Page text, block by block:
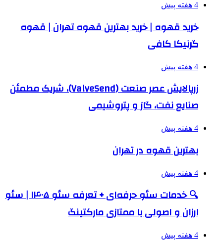
4 هفته پیش
خرید قهوه | خرید بهترین قهوه تهران | قهوه
گرنیکا کافی
4 هفته پیش
زرپالایش عصر صنعت (ValveSend)، شریک مطمئن
صنایع نفت، گاز و پتروشیمی
4 هفته پیش
بهترین قهوه در تهران
4 هفته پیش
🔍 خدمات سئو حرفه‌ای + تعرفه سئو ۱۴۰۵ | سئو
ارزان و اصولی با ممتازی مارکتینگ
4 هفته پیش